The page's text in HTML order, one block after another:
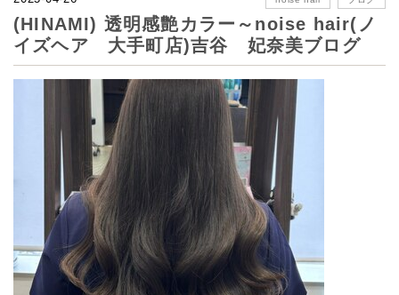
(HINAMI) 透明感艶カラー～noise hair(ノ
イズヘア 大手町店)吉谷 妃奈美ブログ